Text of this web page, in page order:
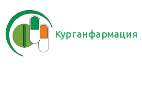
Курганфармация